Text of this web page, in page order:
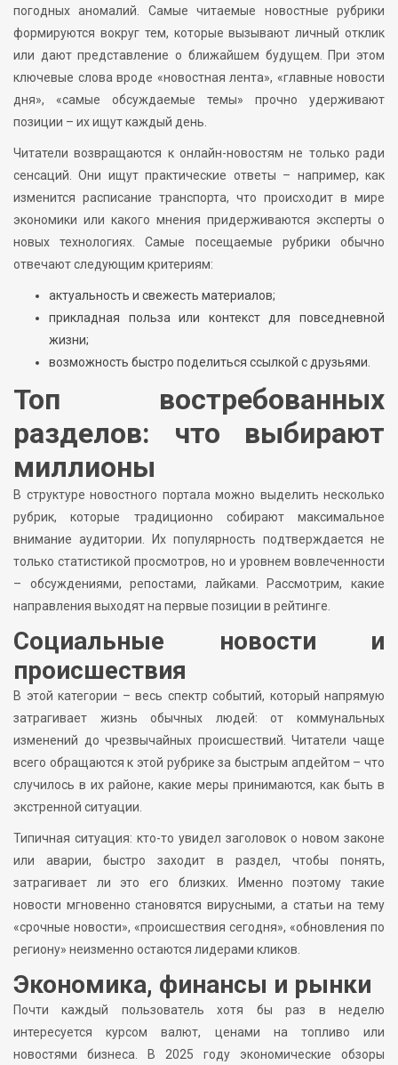
погодных аномалий. Самые читаемые новостные рубрики
формируются вокруг тем, которые вызывают личный отклик
или дают представление о ближайшем будущем. При этом
ключевые слова вроде «новостная лента», «главные новости
дня», «самые обсуждаемые темы» прочно удерживают
позиции – их ищут каждый день.
Читатели возвращаются к онлайн-новостям не только ради
сенсаций. Они ищут практические ответы – например, как
изменится расписание транспорта, что происходит в мире
экономики или какого мнения придерживаются эксперты о
новых технологиях. Самые посещаемые рубрики обычно
отвечают следующим критериям:
актуальность и свежесть материалов;
прикладная польза или контекст для повседневной
жизни;
возможность быстро поделиться ссылкой с друзьями.
Топ востребованных
разделов: что выбирают
миллионы
В структуре новостного портала можно выделить несколько
рубрик, которые традиционно собирают максимальное
внимание аудитории. Их популярность подтверждается не
только статистикой просмотров, но и уровнем вовлеченности
– обсуждениями, репостами, лайками. Рассмотрим, какие
направления выходят на первые позиции в рейтинге.
Социальные новости и
происшествия
В этой категории – весь спектр событий, который напрямую
затрагивает жизнь обычных людей: от коммунальных
изменений до чрезвычайных происшествий. Читатели чаще
всего обращаются к этой рубрике за быстрым апдейтом – что
случилось в их районе, какие меры принимаются, как быть в
экстренной ситуации.
Типичная ситуация: кто-то увидел заголовок о новом законе
или аварии, быстро заходит в раздел, чтобы понять,
затрагивает ли это его близких. Именно поэтому такие
новости мгновенно становятся вирусными, а статьи на тему
«срочные новости», «происшествия сегодня», «обновления по
региону» неизменно остаются лидерами кликов.
Экономика, финансы и рынки
Почти каждый пользователь хотя бы раз в неделю
интересуется курсом валют, ценами на топливо или
новостями бизнеса. В 2025 году экономические обзоры